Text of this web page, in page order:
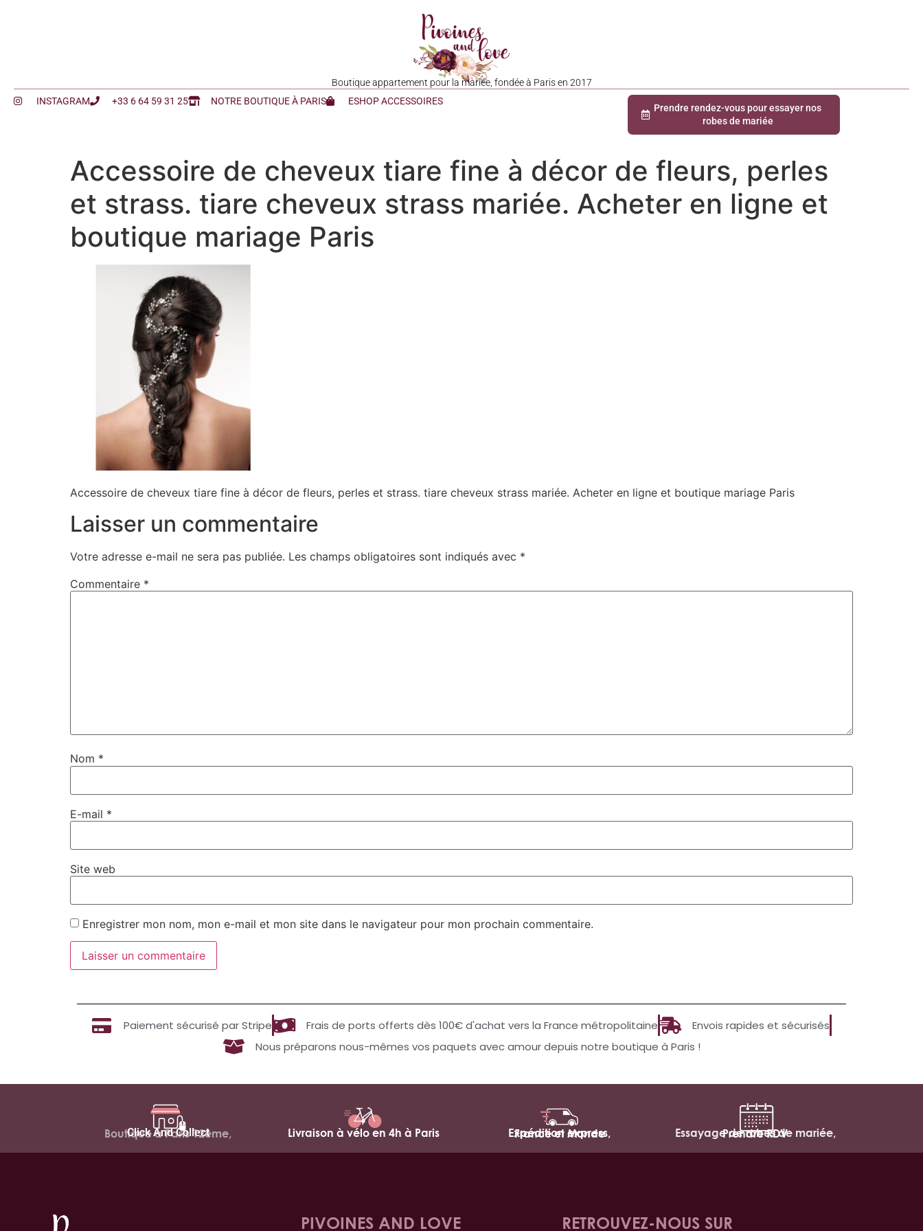
Boutique appartement pour la mariée, fondée à Paris en 2017
INSTAGRAM
+33 6 64 59 31 25 NOTRE BOUTIQUE À PARIS ESHOP ACCESSOIRES
Prendre rendez-vous pour essayer nos
robes de mariée
Accessoire de cheveux tiare fine à décor de fleurs, perles
et strass. tiare cheveux strass mariée. Acheter en ligne et
boutique mariage Paris
Accessoire de cheveux tiare fine à décor de fleurs, perles et strass. tiare cheveux strass mariée. Acheter en ligne et boutique mariage Paris
Laisser un commentaire
Votre adresse e-mail ne sera pas publiée. Les champs obligatoires sont indiqués avec *
Commentaire *
Nom *
E-mail *
Site web
Enregistrer mon nom, mon e-mail et mon site dans le navigateur pour mon prochain commentaire.
Paiement sécurisé par Stripe Frais de ports offerts dès 100€ d'achat vers la France métropolitaine
Envois rapides et sécurisés
Nous préparons nous-mêmes vos paquets avec amour depuis notre boutique à Paris !
Click And Collect
Boutique à Paris 12ème, Livraison à vélo en 4h à Paris Expédition express,
France et Monde Essayage de robes de mariée,
Prendre RDV
PIVOINES AND LOVE RETROUVEZ-NOUS SUR